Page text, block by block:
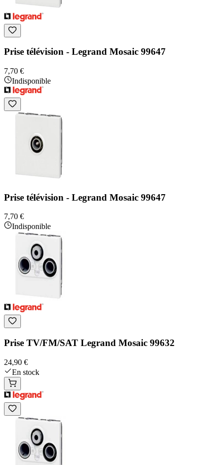
Prise télévision - Legrand Mosaic 99647
7,70 €
Indisponible
Prise télévision - Legrand Mosaic 99647
7,70 €
Indisponible
Prise TV/FM/SAT Legrand Mosaic 99632
24,90 €
En stock